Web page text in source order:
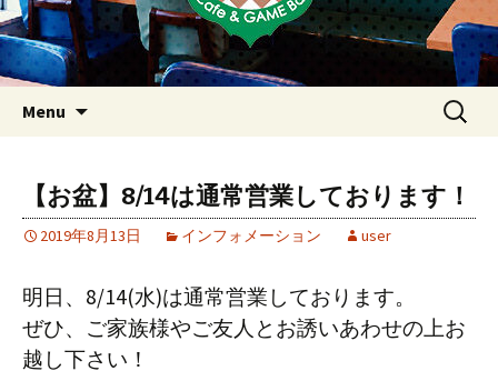
Menu
検
索:
【お盆】8/14は通常営業しております！
2019年8月13日 インフォメーション user
明日、8/14(水)は通常営業しております。
ぜひ、ご家族様やご友人とお誘いあわせの上お
越し下さい！